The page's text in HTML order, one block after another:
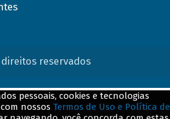
direitos reservados
pessoais, cookies e tecnologias
nossos Termos de Uso e Política de